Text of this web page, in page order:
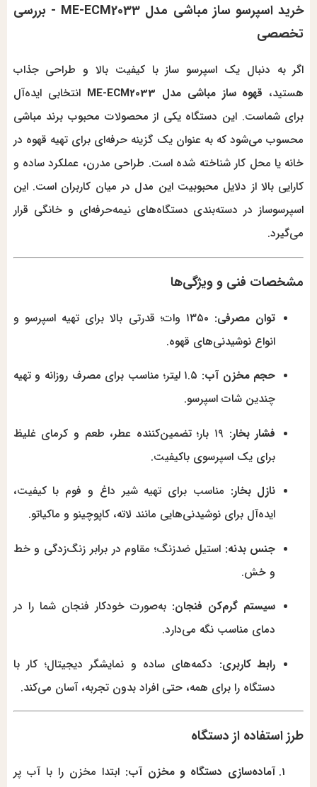
خرید اسپرسو ساز مباشی مدل ME-ECM2033 - بررسی
تخصصی
اگر به دنبال یک اسپرسو ساز با کیفیت بالا و طراحی جذاب
هستید، قهوه ساز مباشی مدل ME-ECM2033
انتخابی ایده‌آل
برای شماست. این دستگاه یکی از محصولات محبوب برند مباشی
محسوب می‌شود که به عنوان یک گزینه حرفه‌ای برای تهیه قهوه در
خانه یا محل کار شناخته شده است. طراحی مدرن، عملکرد ساده و
کارایی بالا از دلایل محبوبیت این مدل در میان کاربران است. این
اسپرسوساز در دسته‌بندی دستگاه‌های نیمه‌حرفه‌ای و خانگی قرار
می‌گیرد.
مشخصات فنی و ویژگی‌ها
توان مصرفی:
۱۳۵۰ وات؛ قدرتی بالا برای تهیه اسپرسو و
انواع نوشیدنی‌های قهوه.
حجم مخزن آب:
۱.۵ لیتر؛ مناسب برای مصرف روزانه و تهیه
چندین شات اسپرسو.
فشار بخار:
۱۹ بار؛ تضمین‌کننده عطر، طعم و کرمای غلیظ
برای یک اسپرسوی باکیفیت.
نازل بخار: مناسب برای تهیه شیر داغ و فوم با کیفیت،
ایده‌آل برای نوشیدنی‌هایی مانند لاته، کاپوچینو و ماکیاتو.
جنس بدنه: استیل ضدزنگ؛ مقاوم در برابر زنگ‌زدگی و خط
و خش.
سیستم گرم‌کن فنجان: به‌صورت خودکار فنجان شما را در
دمای مناسب نگه می‌دارد.
رابط کاربری: دکمه‌های ساده و نمایشگر دیجیتال؛ کار با
دستگاه را برای همه، حتی افراد بدون تجربه، آسان می‌کند.
طرز استفاده از دستگاه
آماده‌سازی دستگاه و مخزن آب: ابتدا مخزن را با آب پر